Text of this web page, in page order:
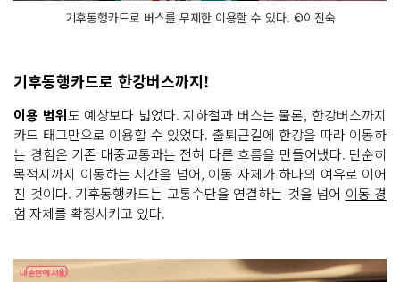
기후동행카드로 버스를 무제한 이용할 수 있다. ©이진숙
기후동행카드로 한강버스까지!
이용 범위도 예상보다 넓었다. 지하철과 버스는 물론, 한강버스까지
카드 태그만으로 이용할 수 있었다. 출퇴근길에 한강을 따라 이동하
는 경험은 기존 대중교통과는 전혀 다른 흐름을 만들어냈다. 단순히
목적지까지 이동하는 시간을 넘어, 이동 자체가 하나의 여유로 이어
진 것이다. 기후동행카드는 교통수단을 연결하는 것을 넘어 이동 경
험 자체를 확장시키고 있다.